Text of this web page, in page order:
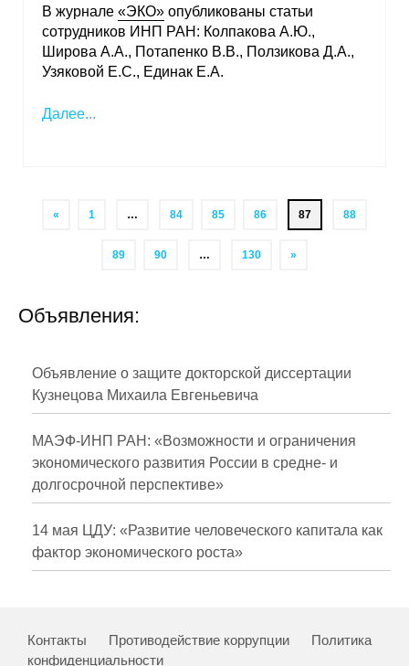
В журнале «ЭКО» опубликованы статьи
сотрудников ИНП РАН: Колпакова А.Ю.,
Широва А.А., Потапенко В.В., Ползикова Д.А.,
Узяковой Е.С., Единак Е.А.
Далее...
« 1 … 84 85 86 87 88
89 90 … 130 »
Объявления:
Объявление о защите докторской диссертации
Кузнецова Михаила Евгеньевича
МАЭФ-ИНП РАН: «Возможности и ограничения
экономического развития России в средне- и
долгосрочной перспективе»
14 мая ЦДУ: «Развитие человеческого капитала как
фактор экономического роста»
Контакты Противодействие коррупции
Политика
конфиденциальности